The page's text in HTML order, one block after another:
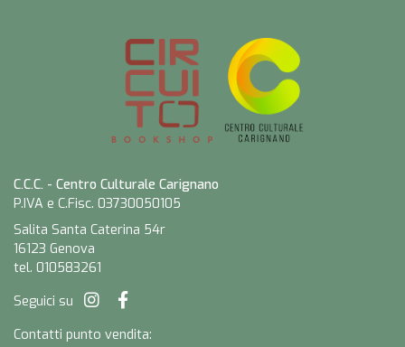
C.C.C. - Centro Culturale Carignano
P.IVA e C.Fisc. 03730050105
Salita Santa Caterina 54r
16123 Genova
tel. 010583261
Seguici su
Contatti punto vendita: